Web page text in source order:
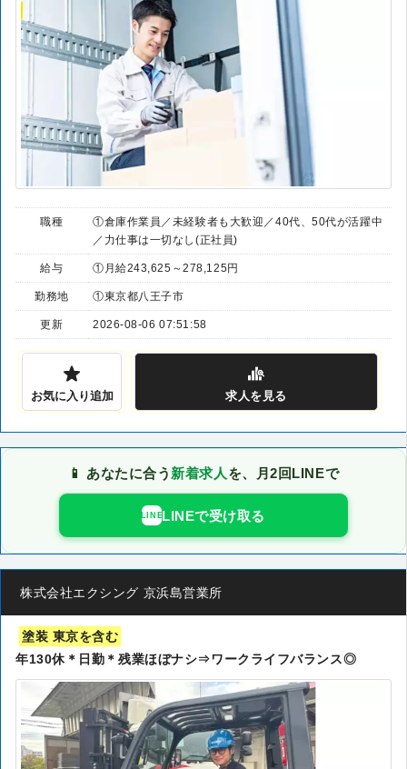
職種
①倉庫作業員／未経験者も大歓迎／40代、50代が活躍中
／力仕事は一切なし(正社員)
給与 ①月給243,625～278,125円
勤務地 ①東京都八王子市
更新 2026-08-06 07:51:58
お気に入り追加 求人を見る
📱 あなたに合う 新着求人 を、月2回LINEで
LINELINEで受け取る
株式会社エクシング 京浜島営業所
塗装 東京を含む
年130休＊日勤＊残業ほぼナシ⇒ワークライフバランス◎